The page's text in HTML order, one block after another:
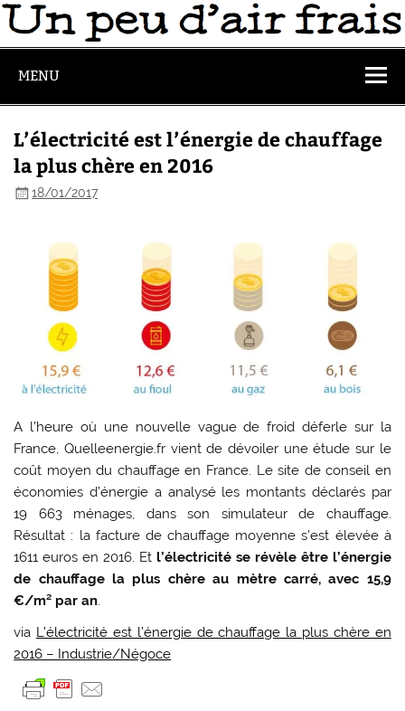
MENU
L’électricité est l’énergie de chauffage
la plus chère en 2016
18/01/2017
A l’heure où une nouvelle vague de froid déferle sur la
France, Quelleenergie.fr vient de dévoiler une étude sur le
coût moyen du chauffage en France. Le site de conseil en
économies d’énergie a analysé les montants déclarés par
19 663 ménages, dans son simulateur de chauffage.
Résultat : la facture de chauffage moyenne s’est élevée à
1611 euros en 2016. Et l’électricité se révèle être l’énergie
de chauffage la plus chère au mètre carré, avec 15,9
€/m² par an.
via L’électricité est l’énergie de chauffage la plus chère en
2016 – Industrie/Négoce